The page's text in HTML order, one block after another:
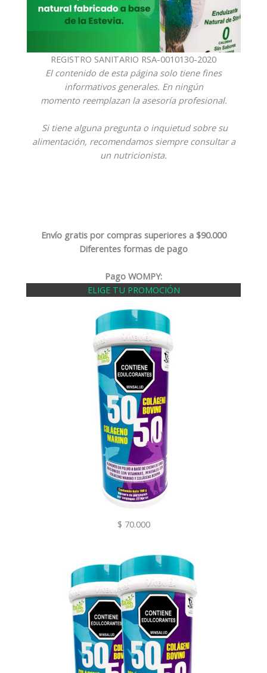
REGISTRO SANITARIO RSA-0010130-2020
El contenido de esta página solo tiene fines
informativos generales. En ningún
momento reemplazan la asesoría profesional.
Si tiene alguna pregunta o inquietud sobre su
alimentación, recomendamos siempre consultar a
un nutricionista.
Envío gratis por compras superiores a $90.000
Diferentes formas de pago
Pago WOMPY:
ELIGE TU PROMOCIÓN
$ 70.000